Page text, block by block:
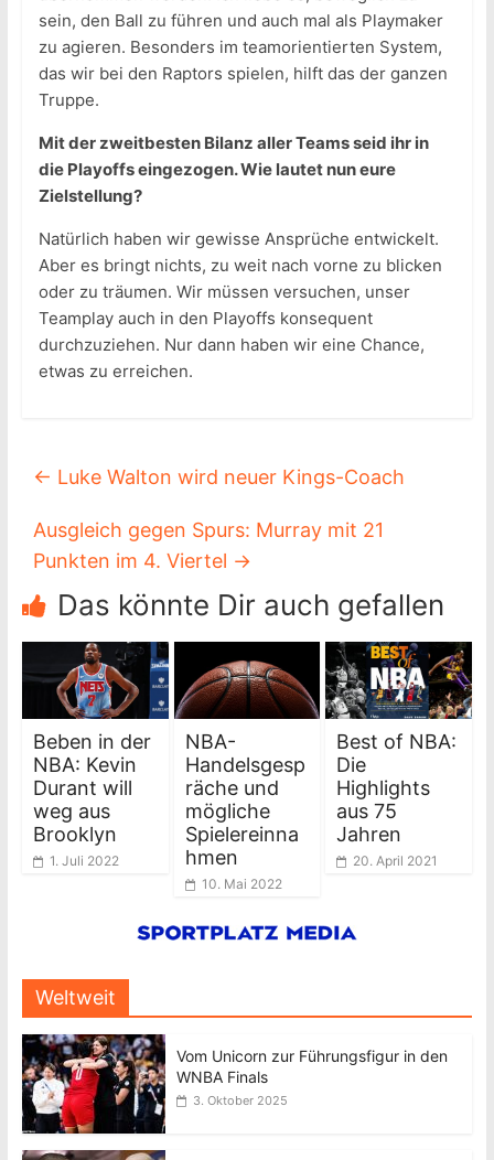
sein, den Ball zu führen und auch mal als Playmaker
zu agieren. Besonders im teamorientierten System,
das wir bei den Raptors spielen, hilft das der ganzen
Truppe.
Mit der zweitbesten Bilanz aller Teams seid ihr in
die Playoffs eingezogen. Wie lautet nun eure
Zielstellung?
Natürlich haben wir gewisse Ansprüche entwickelt.
Aber es bringt nichts, zu weit nach vorne zu blicken
oder zu träumen. Wir müssen versuchen, unser
Teamplay auch in den Playoffs konsequent
durchzuziehen. Nur dann haben wir eine Chance,
etwas zu erreichen.
← Luke Walton wird neuer Kings-Coach
Ausgleich gegen Spurs: Murray mit 21
Punkten im 4. Viertel →
Das könnte Dir auch gefallen
Beben in der
NBA: Kevin
Durant will
weg aus
Brooklyn
1. Juli 2022
NBA-
Handelsgesp
räche und
mögliche
Spielereinna
hmen
10. Mai 2022
Best of NBA:
Die
Highlights
aus 75
Jahren
20. April 2021
Weltweit
Vom Unicorn zur Führungsfigur in den
WNBA Finals
3. Oktober 2025